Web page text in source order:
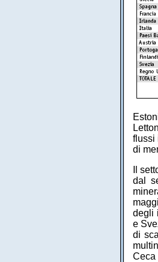
flussi
di
Il
dal
degli
e
di
Ceca